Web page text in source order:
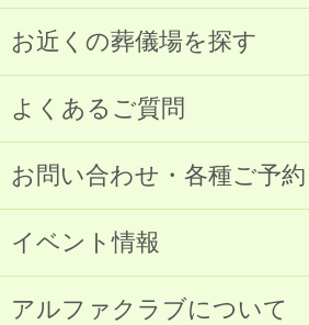
お近くの葬儀場を探す
よくあるご質問
お問い合わせ・各種ご予約
イベント情報
アルファクラブについて